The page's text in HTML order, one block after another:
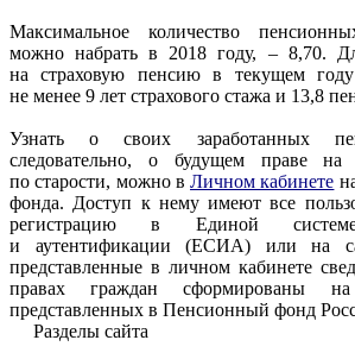
Максимальное количество
можно набрать в 2018 году, – 8,70.
на страховую пенсию в текущем
не менее 9 лет страхового стажа и 13,8
Узнать о своих заработанных
следовательно, о будущем праве на
по старости, можно в Личном кабинете
фонда. Доступ к нему имеют все
регистрацию в Единой
и аутентификации (ЕСИА) или на
представленные в личном кабинете
правах граждан сформированы
представленных в Пенсионный фонд
Разделы сайта